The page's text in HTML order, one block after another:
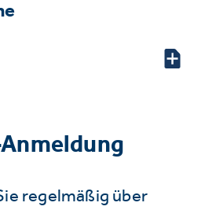
regelmäßig über